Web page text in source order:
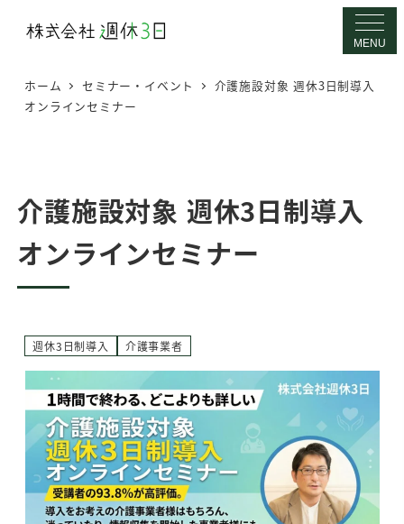
へ
移
MENU
ホーム セミナー・イベント
介護施設対象 週休3日制導入
オンラインセミナー
介護施設対象 週休3日制導入
オンラインセミナー
週休3日制導入 介護事業者